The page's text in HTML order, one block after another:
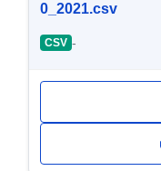
0_2021.csv
CSV -